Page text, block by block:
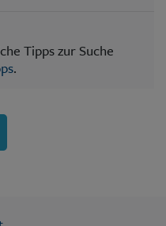
Tipps zur Suche
.